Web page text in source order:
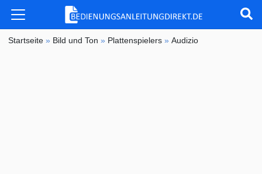
Startseite » Bild und Ton » Plattenspielers »Audizio